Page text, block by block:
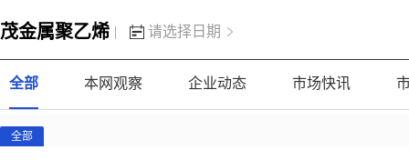
茂金属聚乙烯 | 请选择日期
全部 本网观察 企业动态 市场快讯
全部